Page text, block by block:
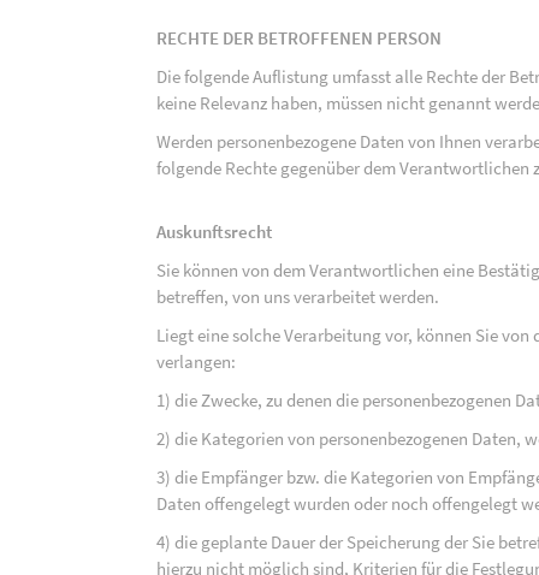
RECHTE DER BETROFFENEN PERSON
Die folgende Auflistung umfasst alle Rechte der
keine Relevanz haben, müssen nicht genannt
Werden personenbezogene Daten von Ihnen
folgende Rechte gegenüber dem Verantwortlichen
Auskunftsrecht
Sie können von dem Verantwortlichen eine
betreffen, von uns verarbeitet werden.
Liegt eine solche Verarbeitung vor, können Sie
verlangen:
1) die Zwecke, zu denen die personenbezogenen
2) die Kategorien von personenbezogenen Daten,
3) die Empfänger bzw. die Kategorien von
Daten offengelegt wurden oder noch offengelegt
4) die geplante Dauer der Speicherung der Sie
hierzu nicht möglich sind, Kriterien für die